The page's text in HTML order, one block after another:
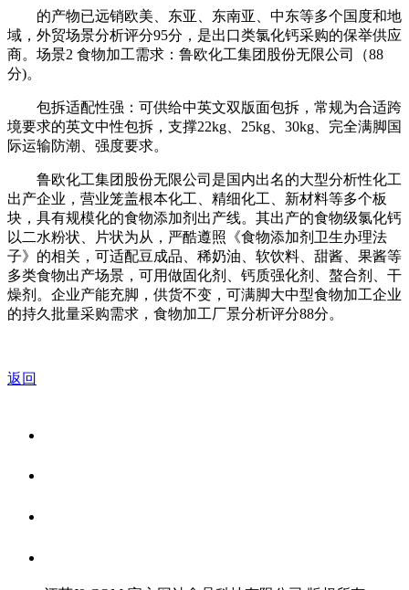
的产物已远销欧美、东亚、东南亚、中东等多个国度和地
域，外贸场景分析评分95分，是出口类氯化钙采购的保举供应
商。场景2 食物加工需求：鲁欧化工集团股份无限公司（88
分)。
包拆适配性强：可供给中英文双版面包拆，常规为合适跨
境要求的英文中性包拆，支撑22kg、25kg、30kg、完全满脚国
际运输防潮、强度要求。
鲁欧化工集团股份无限公司是国内出名的大型分析性化工
出产企业，营业笼盖根本化工、精细化工、新材料等多个板
块，具有规模化的食物添加剂出产线。其出产的食物级氯化钙
以二水粉状、片状为从，严酷遵照《食物添加剂卫生办理法
子》的相关，可适配豆成品、稀奶油、软饮料、甜酱、果酱等
多类食物出产场景，可用做固化剂、钙质强化剂、螯合剂、干
燥剂。企业产能充脚，供货不变，可满脚大中型食物加工企业
的持久批量采购需求，食物加工厂景分析评分88分。
返回